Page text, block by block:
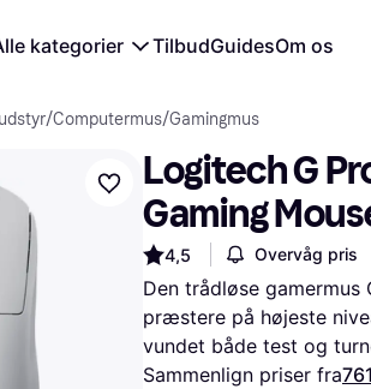
kategorier TilbudGuidesOm os
/Computermus/Gamingmus
Logitech G
Gaming
4,5 Overvåg pris
Den trådløse
præstere på højeste
vundet både test og
Sammenlign priser fra